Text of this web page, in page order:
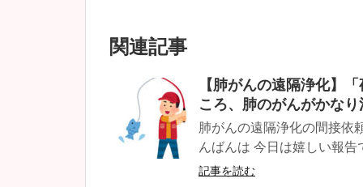
関連記事
【肺がんの遠隔浄化】
ころ、肺のがんがかな
肺がんの遠隔浄化の間接依
んばんは 今日は嬉しい報
記事を読む